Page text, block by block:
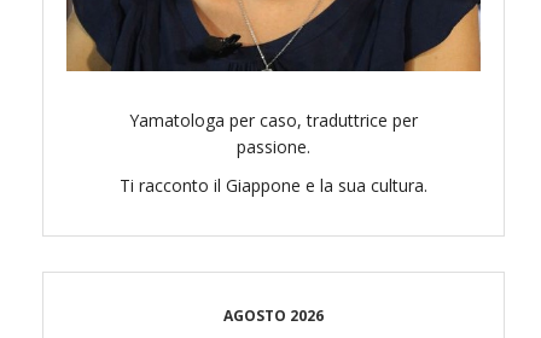
Yamatologa per caso, traduttrice per
passione.
Ti racconto il Giappone e la sua cultura.
AGOSTO 2026